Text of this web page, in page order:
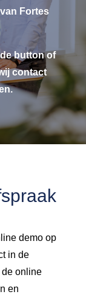
Fortes
button of
contact
demo op
in de
online
en